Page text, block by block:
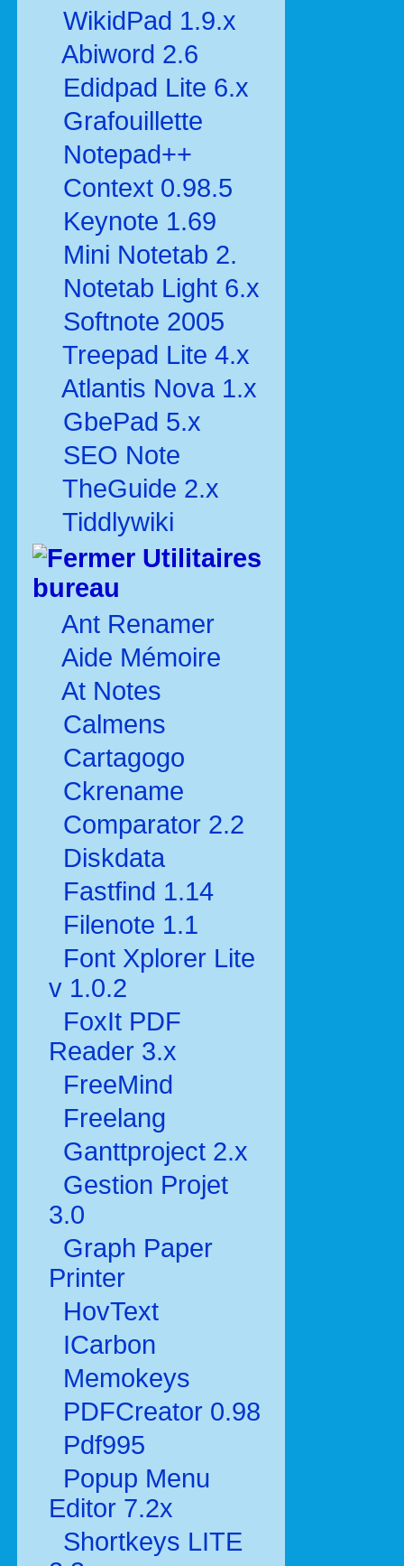
WikidPad 1.9.x
Abiword 2.6
Edidpad Lite 6.x
Grafouillette
Notepad++
Context 0.98.5
Keynote 1.69
Mini Notetab 2.
Notetab Light 6.x
Softnote 2005
Treepad Lite 4.x
Atlantis Nova 1.x
GbePad 5.x
SEO Note
TheGuide 2.x
Tiddlywiki
Utilitaires
bureau
Ant Renamer
Aide Mémoire
At Notes
Calmens
Cartagogo
Ckrename
Comparator 2.2
Diskdata
Fastfind 1.14
Filenote 1.1
Font Xplorer Lite
v 1.0.2
FoxIt PDF
Reader 3.x
FreeMind
Freelang
Ganttproject 2.x
Gestion Projet
3.0
Graph Paper
Printer
HovText
ICarbon
Memokeys
PDFCreator 0.98
Pdf995
Popup Menu
Editor 7.2x
Shortkeys LITE